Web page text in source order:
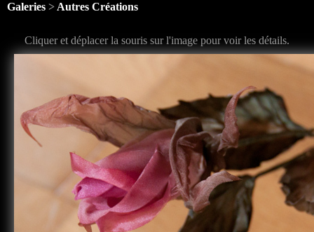
Galeries > Autres Créations
Cliquer et déplacer la souris sur l'image pour voir les détails.
< >